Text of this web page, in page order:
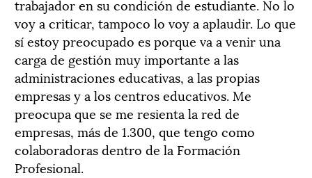
trabajador en su condición de estudiante. No lo
voy a criticar, tampoco lo voy a aplaudir. Lo que
sí estoy preocupado es porque va a venir una
carga de gestión muy importante a las
administraciones educativas, a las propias
empresas y a los centros educativos. Me
preocupa que se me resienta la red de
empresas, más de 1.300, que tengo como
colaboradoras dentro de la Formación
Profesional.